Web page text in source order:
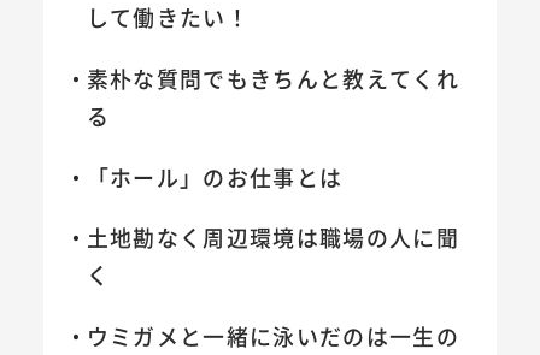
して働きたい！
素朴な質問でもきちんと教えてくれ
る
「ホール」のお仕事とは
土地勘なく周辺環境は職場の人に聞
く
ウミガメと一緒に泳いだのは一生の